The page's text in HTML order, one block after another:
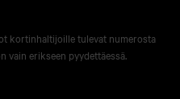
kortinhaltijoille tulevat numerosta
vain erikseen pyydettäessä.